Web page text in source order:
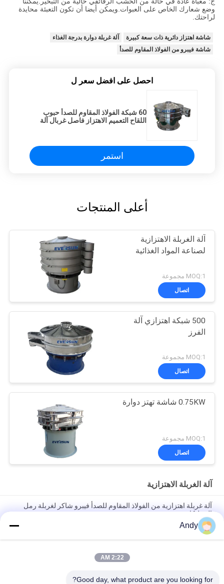
وضع شعارك الخاص على العبوات.ويمكن أيضا أن تكون التعبئة محايدة
لراحتك.
شاشة اهتزاز دائرية ذات سعة كبيرة
آلة غربلة دوارة بدرجة الغذاء
شاشة فيبرو من الفولاذ المقاوم للصدأ
احصل على افضل سعر ل
60 شبكة الفولاذ المقاوم للصدأ حبوب
اللقاح التعميم الاهتزاز فاصل غربال آلة
استمر
أعلى المنتجات
آلة الغربلة الاهتزازية
لصناعة المواد الغذائية
MOQ:1 مجموعة
اتصال
500 شبكة اهتزازي آلة
الفرز
MOQ:1 مجموعة
اتصال
0.75KW شاشة تهتز دوارة
MOQ:1 مجموعة
اتصال
آلة الغربلة الاهتزازية
آلة غربلة اهتزازية من الفولاذ المقاوم للصدأ فيبرو شاكر لغربلة رمل
السيليكا
آلة الفحص الاهتزازية باستخدام حركة المواد على سطح الشاشة لفصل
المواد الدقيقة والقاسية
آلة الفحص الاهتزازية ذات مسار حركة ثلاثي الأبعاد لفحص المواد الحبيبية
Andy
2:22 AM
Good day, what product are you looking for?